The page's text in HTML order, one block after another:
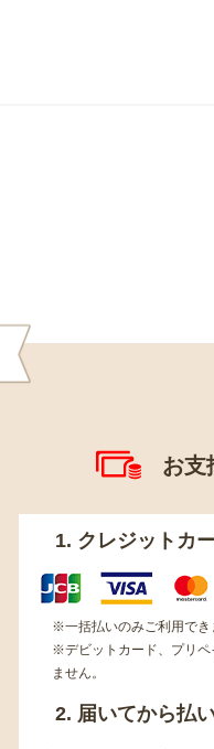
お支
1. クレジットカ
※一括払いのみご利用でき
※デビットカード、プリペ
ません。
2. 届いてから払